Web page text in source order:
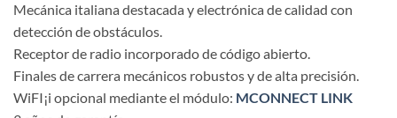
Mecánica italiana destacada y electrónica de calidad con
detección de obstáculos.
Receptor de radio incorporado de código abierto.
Finales de carrera mecánicos robustos y de alta precisión.
WiFI¡i opcional mediante el módulo: MCONNECT LINK